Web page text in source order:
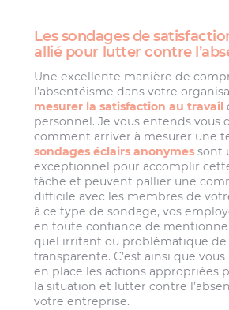
Les sondages de
allié pour lutter contre
Une excellente manière de
l’absentéisme dans votre
mesurer la satisfaction au travail
personnel. Je vous entends vous
comment arriver à mesurer une
sondages éclairs anonymes sont
exceptionnel pour accomplir
tâche et peuvent pallier une
difficile avec les membres de
à ce type de sondage, vos
en toute confiance de
quel irritant ou problématique de
transparente. C’est ainsi que
en place les actions appropriées
la situation et lutter contre
votre entreprise.